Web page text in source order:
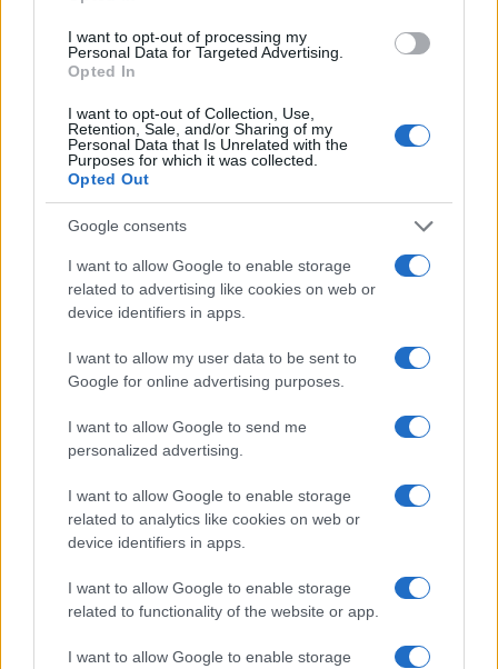
I want to opt-out of processing my
Personal Data for Targeted Advertising.
Opted In
I want to opt-out of Collection, Use,
Retention, Sale, and/or Sharing of my
Personal Data that Is Unrelated with the
Purposes for which it was collected.
Opted Out
Google consents
I want to allow Google to enable storage
related to advertising like cookies on web or
device identifiers in apps.
I want to allow my user data to be sent to
Google for online advertising purposes.
I want to allow Google to send me
personalized advertising.
I want to allow Google to enable storage
related to analytics like cookies on web or
device identifiers in apps.
I want to allow Google to enable storage
related to functionality of the website or app.
I want to allow Google to enable storage
Continua a leggere
CSI Bergamo: Tra Corsi, Eventi e Protezione dei Dati
Personali
Francesca Lombardi · 29 Lug 2026